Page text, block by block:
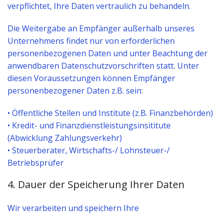
verpflichtet, Ihre Daten vertraulich zu behandeln.
Die Weitergabe an Empfänger außerhalb unseres
Unternehmens findet nur von erforderlichen
personenbezogenen Daten und unter Beachtung der
anwendbaren Datenschutzvorschriften statt. Unter
diesen Voraussetzungen können Empfänger
personenbezogener Daten z.B. sein:
• Öffentliche Stellen und Institute (z.B. Finanzbehörden)
• Kredit- und Finanzdienstleistungsinsititute
(Abwicklung Zahlungsverkehr)
• Steuerberater, Wirtschafts-/ Lohnsteuer-/
Betriebsprüfer
4. Dauer der Speicherung Ihrer Daten
Wir verarbeiten und speichern Ihre